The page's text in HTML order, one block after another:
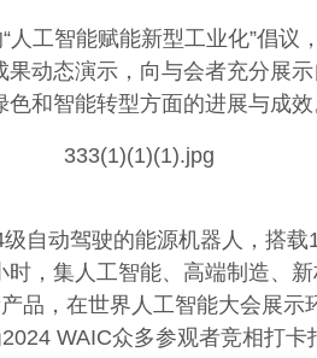
人工智能赋能新型工业化”倡议
动态演示，向与会者充分展
和智能转型方面的进展与成效
自动驾驶的能源机器人，搭载
，集人工智能、高端制造、
品，在世界人工智能大会展示
WAIC众多参观者竞相打卡